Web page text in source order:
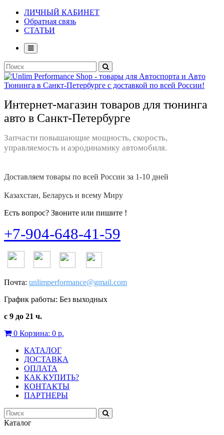
ЛИЧНЫЙ КАБИНЕТ
Обратная связь
СТАТЬИ
Интернет-магазин товаров для тюнинга
авто в Санкт-Петербурге
Запчасти повышающие мощность, скорость,
управляемость и аэродинамику автомобиля.
Доставляем товары по всей России за 1-10 дней
Казахстан, Беларусь и всему Миру
Есть вопрос? Звоните или пишите !
+7-904-648-41-59
Почта: unlimperformance@gmail.com
График работы: Без выходных
с 9 до 21 ч.
0 Корзина: 0 р.
КАТАЛОГ
ДОСТАВКА
ОПЛАТА
КАК КУПИТЬ?
КОНТАКТЫ
ПАРТНЕРЫ
Каталог